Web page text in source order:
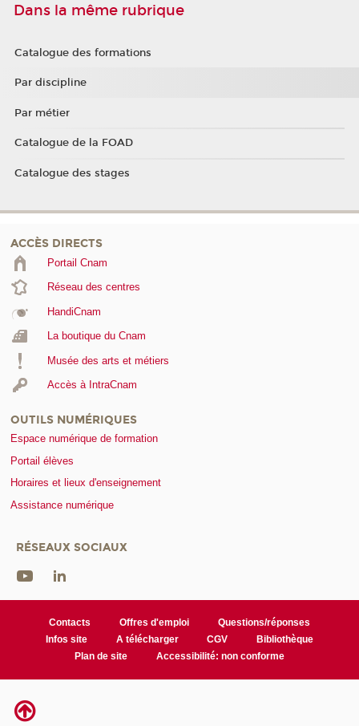
Dans la même rubrique
Catalogue des formations
Par discipline
Par métier
Catalogue de la FOAD
Catalogue des stages
ACCÈS DIRECTS
Portail Cnam
Réseau des centres
HandiCnam
La boutique du Cnam
Musée des arts et métiers
Accès à IntraCnam
OUTILS NUMÉRIQUES
Espace numérique de formation
Portail élèves
Horaires et lieux d'enseignement
Assistance numérique
RÉSEAUX SOCIAUX
Contacts Offres d'emploi
Questions/réponses
Infos site
A télécharger CGV
Bibliothèque
Plan de site
Accessibilité: non conforme